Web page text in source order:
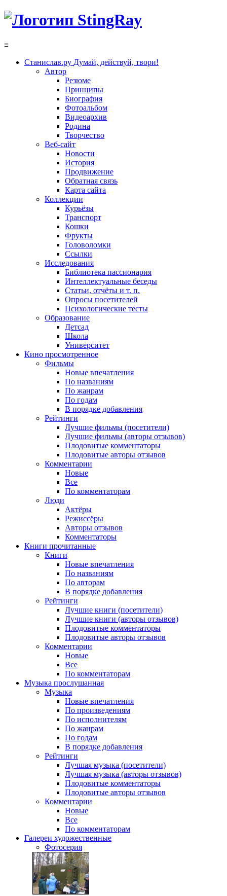
≡
Станислав.ру Думай, действуй, твори!
Автор
Резюме
Принципы
Биография
Фотоальбом
Видеоархив
Родина
Творчество
Веб-сайт
Новости
История
Продвижение
Обратная связь
Карта сайта
Коллекции
Курьёзы
Транспорт
Кошки
Фрукты
Головоломки
Ссылки
Исследования
Библиотека пассионария
Интеллектуальные беседы
Статьи, отчёты и т. п.
Опросы посетителей
Психологические тесты
Образование
Детсад
Школа
Университет
Кино просмотренное
Фильмы
Новые впечатления
По названиям
По жанрам
По годам
В порядке добавления
Рейтинги
Лучшие фильмы (посетители)
Лучшие фильмы (авторы отзывов)
Плодовитые комментаторы
Плодовитые авторы отзывов
Комментарии
Новые
Все
По комментаторам
Люди
Актёры
Режиссёры
Авторы отзывов
Комментаторы
Книги прочитанные
Книги
Новые впечатления
По названиям
По авторам
В порядке добавления
Рейтинги
Лучшие книги (посетители)
Лучшие книги (авторы отзывов)
Плодовитые комментаторы
Плодовитые авторы отзывов
Комментарии
Новые
Все
По комментаторам
Музыка прослушанная
Музыка
Новые впечатления
По произведениям
По исполнителям
По жанрам
По годам
В порядке добавления
Рейтинги
Лучшая музыка (посетители)
Лучшая музыка (авторы отзывов)
Плодовитые комментаторы
Плодовитые авторы отзывов
Комментарии
Новые
Все
По комментаторам
Галереи художественные
Фотосерия